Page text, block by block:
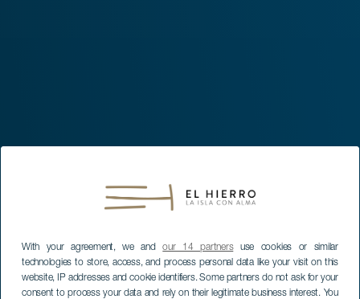
With your agreement, we andour 14 partnersuse cookies or similar
technologies to store, access, and process personal data like your visit on this
website, IP addresses and cookie identifiers. Some partners do not ask for your
consent to process your data and rely on their legitimate business interest. You